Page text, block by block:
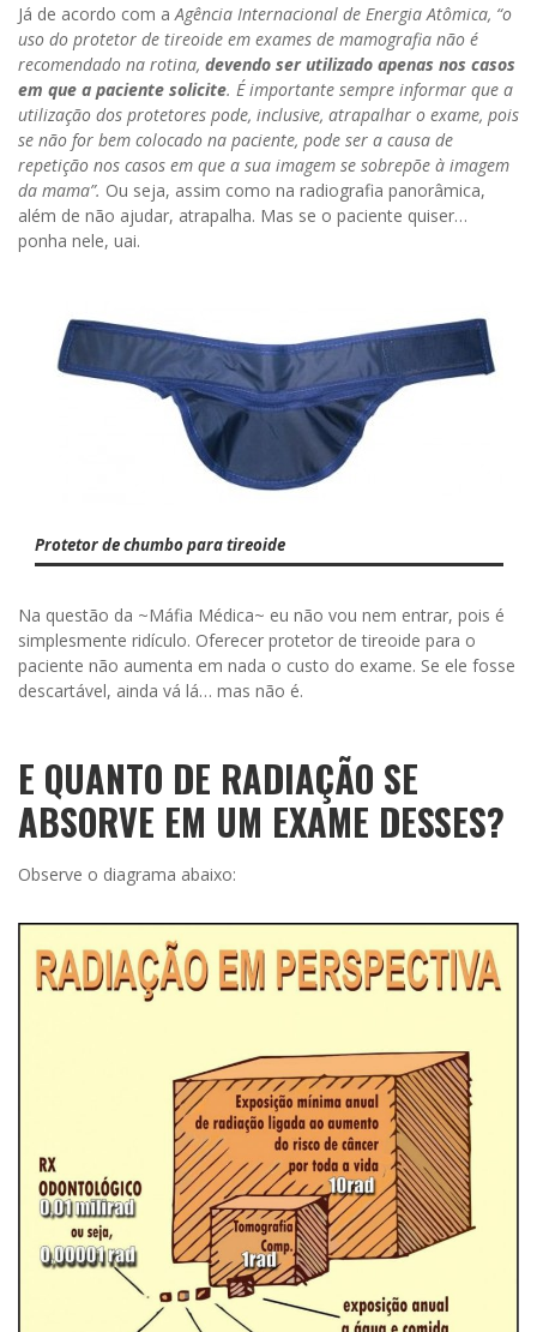
Já de acordo com aAgência Internacional de Energia Atômica, “o
uso do protetor de tireoide em exames de mamografia não é
recomendado na rotina, devendo ser utilizado apenas nos casos
em que a paciente solicite. É importante sempre informar que a
utilização dos protetores pode, inclusive, atrapalhar o exame, pois
se não for bem colocado na paciente, pode ser a causa de
repetição nos casos em que a sua imagem se sobrepõe à imagem
da mama”. Ou seja, assim como na radiografia panorâmica,
além de não ajudar, atrapalha. Mas se o paciente quiser…
ponha nele, uai.
Protetor de chumbo para tireoide
Na questão da ~Máfia Médica~ eu não vou nem entrar, pois é
simplesmente ridículo. Oferecer protetor de tireoide para o
paciente não aumenta em nada o custo do exame. Se ele fosse
descartável, ainda vá lá… mas não é.
E QUANTO DE RADIAÇÃO SE
ABSORVE EM UM EXAME DESSES?
Observe o diagrama abaixo: